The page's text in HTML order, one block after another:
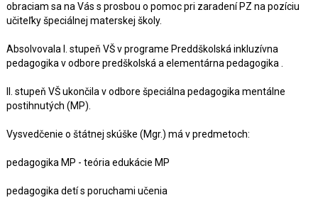
obraciam sa na Vás s prosbou o pomoc pri zaradení PZ na pozíciu
učiteľky špeciálnej materskej školy.
Absolvovala I. stupeň VŠ v programe Preddškolská inkluzívna
pedagogika v odbore predškolská a elementárna pedagogika .
II. stupeň VŠ ukončila v odbore špeciálna pedagogika mentálne
postihnutých (MP).
Vysvedčenie o štátnej skúške (Mgr.) má v predmetoch:
pedagogika MP - teória edukácie MP
pedagogika detí s poruchami učenia